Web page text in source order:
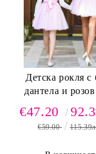
Детска рокля с
дантела и
€47.20
€59.00